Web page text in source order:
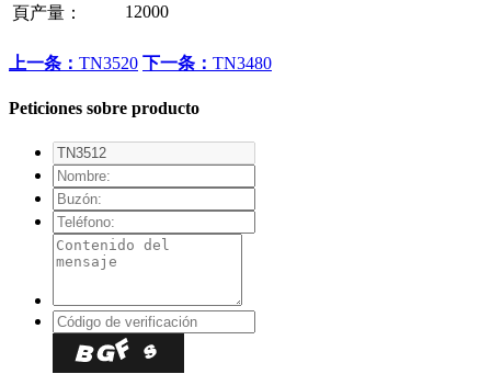
頁产量：
12000
上一条： TN3520 下一条： TN3480
Peticiones sobre producto